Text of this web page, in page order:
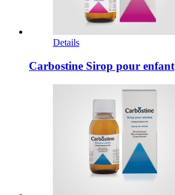
Details
Carbostine Sirop pour enfant